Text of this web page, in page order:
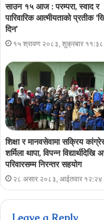
साउन १५ आज : परम्परा, स्वाद र
पारिवारिक आत्मीयताको प्रतीक
दिन’
१५ श्रावण २०८३, शुक्रबार ११:३८
शिक्षा र मानवसेवामा सक्रिय
शर्मिला थापा, विपन्न विद्यार्थीदेखि
परिवारसम्म निरन्तर सहयोग
२८ असार २०८३, आईतवार १२:२४